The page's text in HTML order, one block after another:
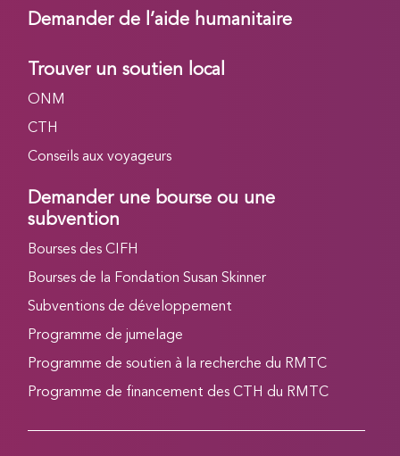
Demander de l’aide humanitaire
Trouver un soutien local
ONM
CTH
Conseils aux voyageurs
Demander une bourse ou une
subvention
Bourses des CIFH
Bourses de la Fondation Susan Skinner
Subventions de développement
Programme de jumelage
Programme de soutien à la recherche du RMTC
Programme de financement des CTH du RMTC